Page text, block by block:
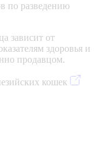
по разведению
зависит от
здоровья и
продавцом.
кошек